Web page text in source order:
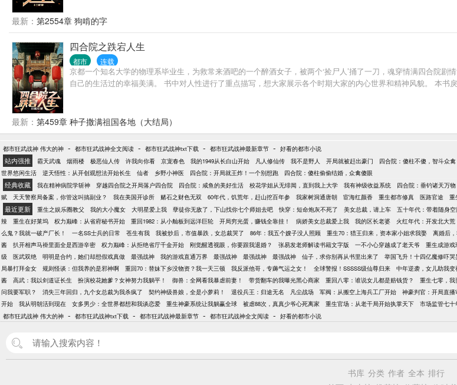
最新： 第2554章 狗啃的字
四合院之跌宕人生
都市 连载
京都一个知名大学的物理系毕业生，为救常来酒吧的一个醉酒女子，被两个‘捡尸人’捅了一刀，魂穿情满四合院
自己的生活过的幸福美满。 书中对人性进行了重点描写，想大家展示各个时期大家的内心世界和精神风貌。 本书
最新： 第459章 种子撒满祖国各地（大结局）
都市狂武战神 伟大的神 - 都市狂武战神全文阅读 - 都市狂武战神txt下载 - 都市狂武战神最新章节 - 好看的都市小说
站内强推 霸天武魂 烟雨楼 极恶仙人传 许我向你看 京宠春色 我的1949从长白山开始 凡人修仙传 我不是野人 开局就被赶出豪门 四合院：傻柱不傻，智斗众禽
世界悠闲生活
逆天悟性：从开创观想法开始长生 仙者 乡野小神医 四合院：开局就王炸！一个别想跑 四合院：傻柱偷偷结婚，众禽傻眼
经典收藏 我在精神病院学斩神 穿越四合院之开局落户四合院 四合院：咸鱼的美好生活 校花学姐从无绯闻，直到我上大学 我有神级收益系统 四合院：垂钓诸天万物
赋
天天警察局备案，你管这叫搞副业？ 我在美国开诊所 赌石之财色无双 60年代，饥荒年，赶山挖百年参 我家树洞通唐朝 宦海红颜香 重生都市修真 医路官途 重
最近更新 重生之娱乐圈教父 我的大小魔女 大明星爱上我 孽徒你无敌了，下山找你七个师姐去吧 快穿：短命炮灰不死了 美女总裁，请上车 五十年代：带着随身
辣
重生在好莱坞 权力巅峰：从省府秘书开始 重回1982：从小舢板到远洋巨轮 开局穷光蛋，赚钱全靠挂！ 病娇美女总裁爱上我 我的区长老婆 火红年代：开发北大
么鬼？我就一破产厂长！
一名SS士兵的日常 苍生有我 我被炒后，市值暴跌，女总裁哭了 86年：我五个嫂子没人照顾 重生70：猎王归来，资本家小姐求我娶 离婚后
酱
扒开相声马褂里面全是西游辛密 权力巅峰：从拒绝省厅千金开始 刚觉醒透视眼，你要跟我退婚？ 张易发老师解读书籍文字版 一不小心穿越成了老天爷 重生成游戏
级
医武双绝 明明是合约，她们却想假戏真做 最强战神 我的游戏直通万界 最强战神 最强战神 最强战神 仙子，求你别再从书里出来了 举国飞升！十四亿魔修吓哭
局暴打拜金女
规则怪谈：但我养的是邪神啊 重回70：替妹下乡没物资？我一天三顿 我反派他哥，专薅气运之女！ 全球警报！SSSSS级仙尊归来 中年逆袭，女儿助我变
酱
高武：我以剑道证长生 扮演校花她爹？女神努力我躺平！ 御兽：全网看我暴虐前妻！ 带货翻车的我曝光黑心商家 重回八零：谁说女儿都是赔钱货？ 重生七零，
问我要军职？
消失三年回归，九个女总裁为我杀疯了 契约神级兽娘，全是小萝莉！ 退役兵王：归途无名 凡尘战场 军阀：从搬空上海兵工厂开始 神豪判官：开局直播
开始
我从明朝活到现在 女多男少：全世界都想和我谈恋爱 重生神豪系统让我躺赢全球 被虐88次，真真少爷心死离家 重生官场：从老干局开始执掌天下
市场监管七十
都市狂武战神 伟大的神 - 都市狂武战神txt下载 - 都市狂武战神最新章节 - 都市狂武战神全文阅读 - 好看的都市小说
书库 分类 作者 全本 排行